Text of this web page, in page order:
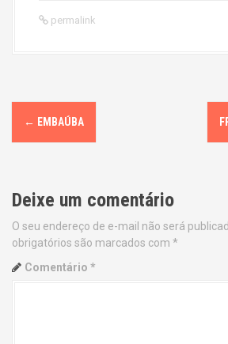
permalink
P
o
t
n
a
← EMBAÚBA
Deixe um comentário
O seu endereço de e-mail não será
obrigatórios são marcados com *
Comentário *